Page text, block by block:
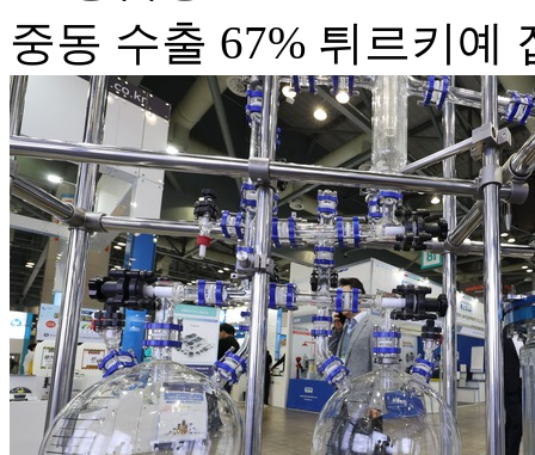
중동 수출 67% 튀르키